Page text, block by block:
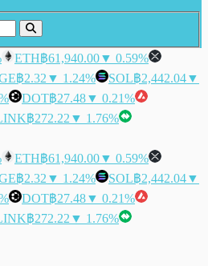
ETH฿61,940.00▼ 0.59%
฿2.32 ▼ 1.24% SOL฿2,442.04▼
DOT฿27.48▼ 0.21%
฿272.22 ▼ 1.76%
ETH฿61,940.00▼ 0.59%
฿2.32 ▼ 1.24% SOL฿2,442.04▼
DOT฿27.48▼ 0.21%
฿272.22 ▼ 1.76%